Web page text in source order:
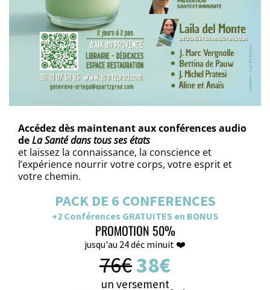
Accédez dès maintenant aux conférences audio
deLa Santé dans tous ses états
et laissez la connaissance, la conscience et
l’expérience nourrir votre corps, votre esprit et
votre chemin.
PACK DE 6 CONFERENCES
+2 Conférences GRATUITES en BONUS
PROMOTION 50%
jusqu'au 24 déc minuit ❤️
76€38€
un versement